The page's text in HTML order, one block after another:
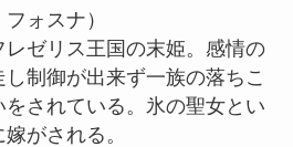
フォスナ）
ゼリス王国の末姫。感情の
制御が出来ず一族の落ちこ
されている。氷の聖女とい
がされる。